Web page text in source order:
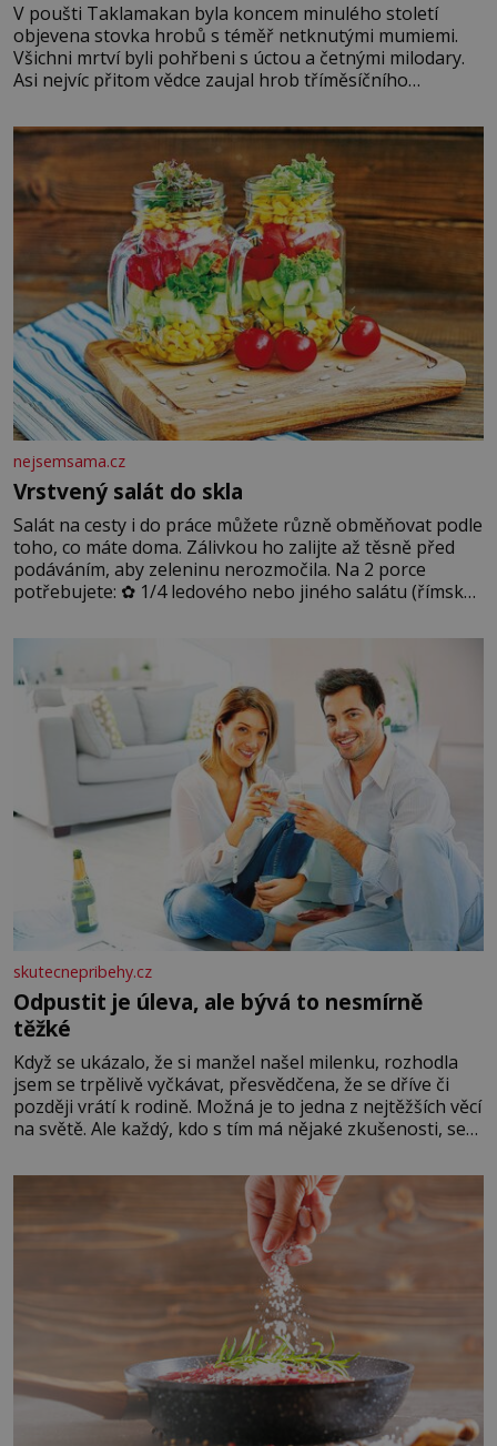
V poušti Taklamakan byla koncem minulého století
objevena stovka hrobů s téměř netknutými mumiemi.
Všichni mrtví byli pohřbeni s úctou a četnými milodary.
Asi nejvíc přitom vědce zaujal hrob tříměsíčního
blonďaté vlásky. Fakt, že jsou těla dávných lidí nesmírně
dobře zachovalá, přičítají odborníci zdejším klimatickým
podmínkám. Sucho, prosolené písky a extrémně
nejsemsama.cz
Vrstvený salát do skla
Salát na cesty i do práce můžete různě obměňovat podle
toho, co máte doma. Zálivkou ho zalijte až těsně před
podáváním, aby zeleninu nerozmočila. Na 2 porce
potřebujete: ✿ 1/4 ledového nebo jiného salátu (římský
okurky ✿ 2 rajčata Zálivka: ✿ 4 lžíce olivového oleje ✿ 1
lžíci citronové šťávy ✿ ½ stroužku
skutecnepribehy.cz
Odpustit je úleva, ale bývá to nesmírně
těžké
Když se ukázalo, že si manžel našel milenku, rozhodla
jsem se trpělivě vyčkávat, přesvědčena, že se dříve či
později vrátí k rodině. Možná je to jedna z nejtěžších věcí
na světě. Ale každý, kdo s tím má nějaké zkušenosti, se
Když se ke mně doneslo, že si manžel pořídil milenku,